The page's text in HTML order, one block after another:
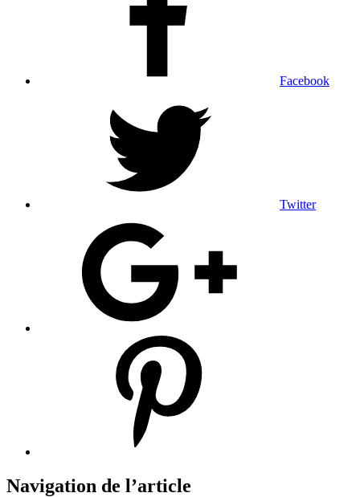
Facebook
Twitter
Navigation de l’article